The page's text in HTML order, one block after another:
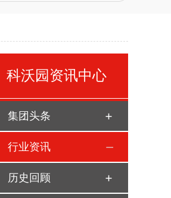
科沃园资讯中心
集团头条
行业资讯
历史回顾